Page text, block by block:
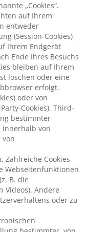
„Cookies“.
auf Ihrem
entweder
(Session-Cookies)
Ihrem Endgerät
Ende Ihres Besuchs
bleiben auf Ihrem
löschen oder eine
erfolgt.
oder von
Cookies). Third-
bestimmter
von
von
Zahlreiche Cookies
Webseitenfunktionen
B. die
Videos). Andere
oder zu